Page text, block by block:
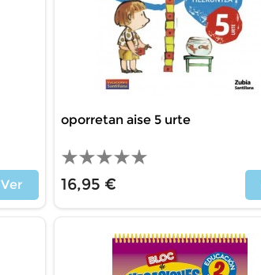
Ver
oporretan aise 5 urte
16,95 €